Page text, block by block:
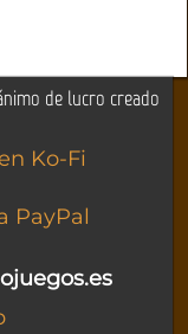
de lucro creado
Ko-Fi
PayPal